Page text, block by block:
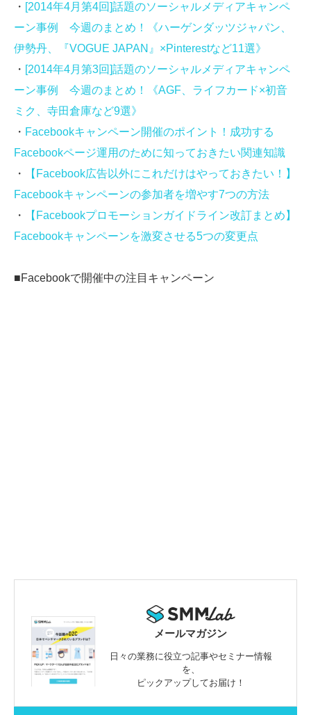
・ [2014年4月第4回]話題のソーシャルメディアキャンペ
ーン事例 今週のまとめ！《ハーゲンダッツジャパン、
伊勢丹、『VOGUE JAPAN』×Pinterestなど11選》
・ [2014年4月第3回]話題のソーシャルメディアキャンペ
ーン事例 今週のまとめ！《AGF、ライフカード×初音
ミク、寺田倉庫など9選》
・ Facebookキャンペーン開催のポイント！成功する
Facebookページ運用のために知っておきたい関連知識
・
【Facebook広告以外にこれだけはやっておきたい！】
Facebookキャンペーンの参加者を増やす7つの方法
・
【Facebookプロモーションガイドライン改訂まとめ】
Facebookキャンペーンを激変させる5つの変更点
■Facebookで開催中の注目キャンペーン
メールマガジン
日々の業務に役立つ記事やセミナー情報
を、
ピックアップしてお届け！